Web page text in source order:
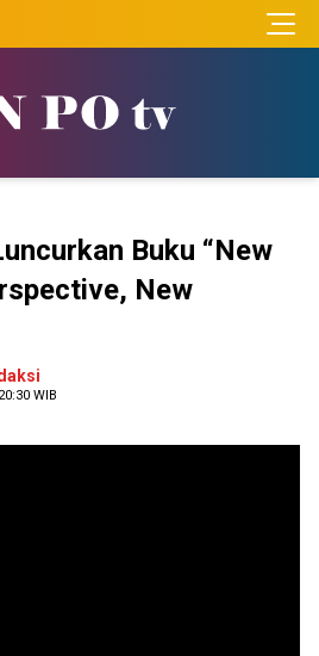
Buku “New
New
WIB